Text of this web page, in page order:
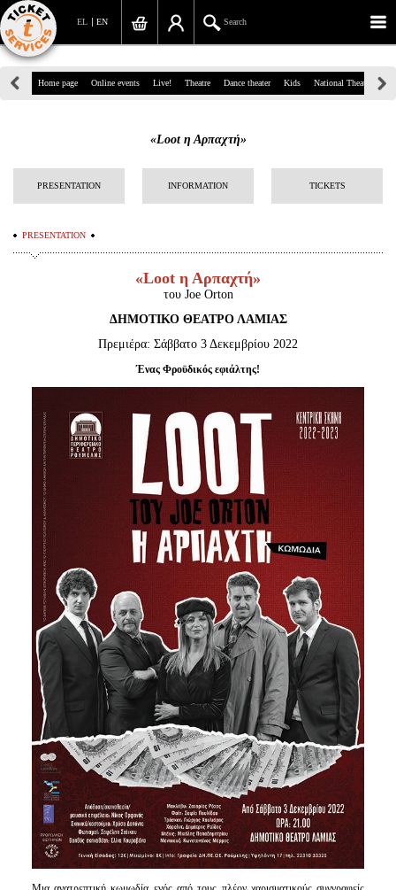
EN
EL Search
39, Panepistimiou Str, Athens
info@ticketservices.gr
Check out
Search your order
Information
Home page Online events Live! Theatre Dance theater Kids National Theatre
«Loot η Αρπαχτή»
PRESENTATION INFORMATION TICKETS
PRESENTATION
«Loot η Αρπαχτή»
του Joe Orton
ΔΗΜΟΤΙΚΟ ΘΕΑΤΡΟ ΛΑΜΙΑΣ
Πρεμιέρα: Σάββατο 3 Δεκεμβρίου 2022
Ένας Φροϋδικός εφιάλτης!